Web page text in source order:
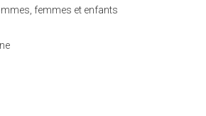
femmes et enfants